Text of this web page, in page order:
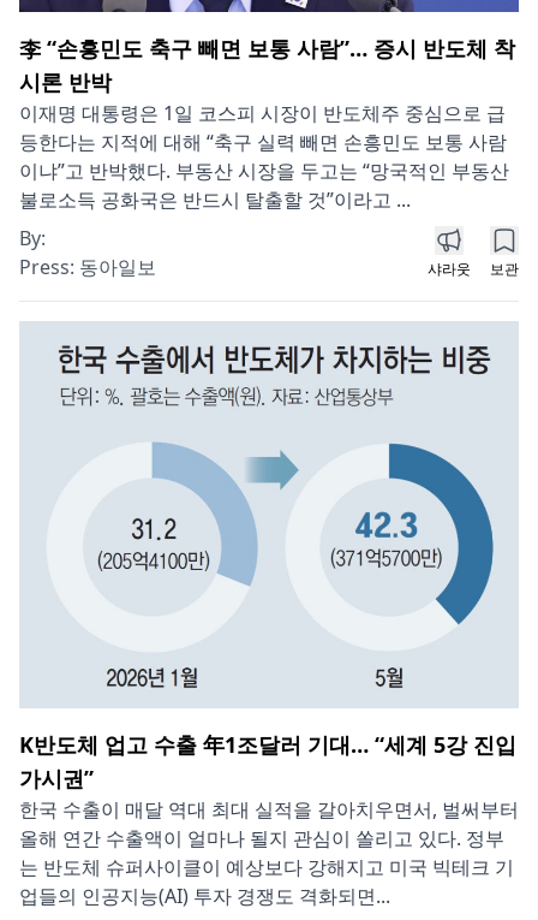
李 “손흥민도 축구 빼면 보통 사람”… 증시 반도체 착
시론 반박
이재명 대통령은 1일 코스피 시장이 반도체주 중심으로 급
등한다는 지적에 대해 “축구 실력 빼면 손흥민도 보통 사람
이냐”고 반박했다. 부동산 시장을 두고는 “망국적인 부동산
불로소득 공화국은 반드시 탈출할 것”이라고 ...
By:
Press: 동아일보 샤라웃 보관
K반도체 업고 수출 年1조달러 기대… “세계 5강 진입
가시권”
한국 수출이 매달 역대 최대 실적을 갈아치우면서, 벌써부터
올해 연간 수출액이 얼마나 될지 관심이 쏠리고 있다. 정부
는 반도체 슈퍼사이클이 예상보다 강해지고 미국 빅테크 기
업들의 인공지능(AI) 투자 경쟁도 격화되면...